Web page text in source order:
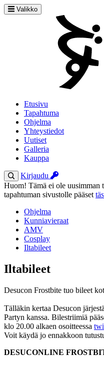
Valikko
Etusivu
Tapahtuma
Ohjelma
Yhteystiedot
Uutiset
Galleria
Kauppa
Kirjaudu
Huom! Tämä ei ole uusimman
tapahtuman sivustolle pääset
Ohjelma
Kunniavieraat
AMV
Cosplay
Iltabileet
Iltabileet
Desucon Frostbite tuo bileet
Tälläkin kertaa Desucon
Partyn kanssa. Bilestriimiä
klo 20.00 alkaen osoitteessa
Voit käydä jo ennakkoon
DESUCONLINE